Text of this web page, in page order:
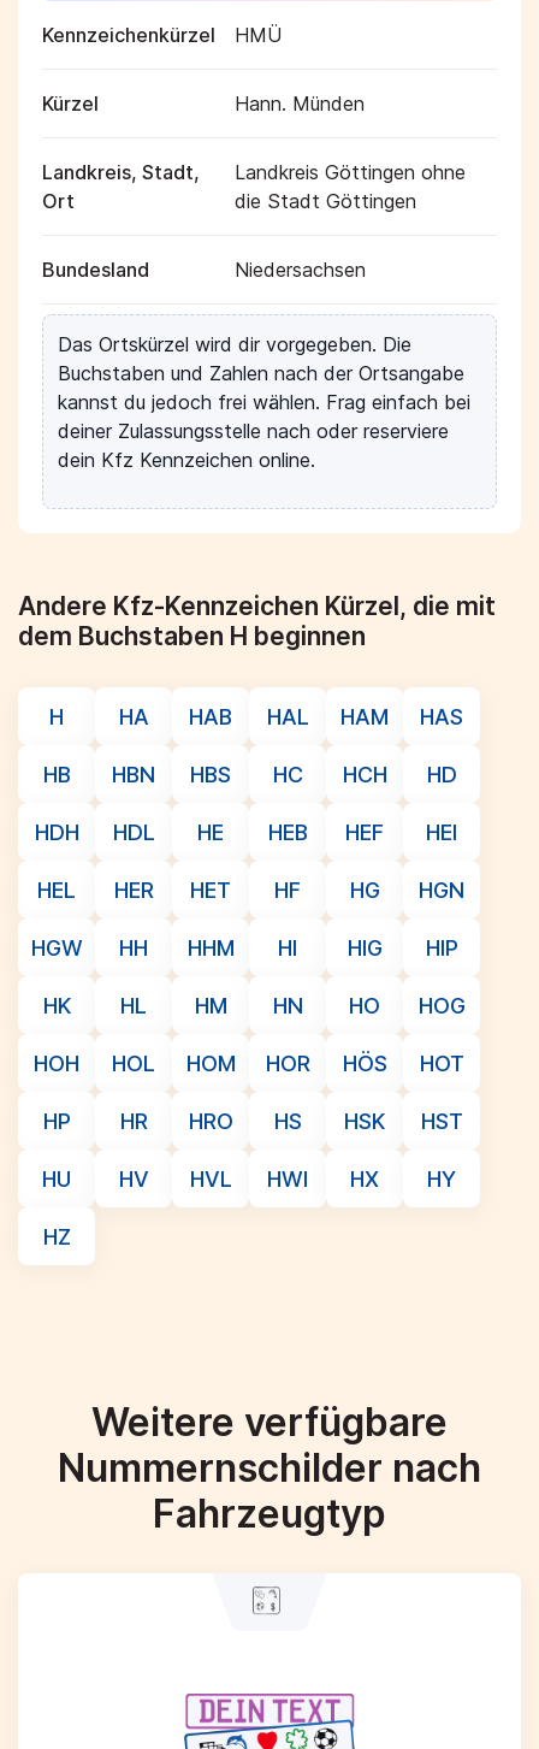
Kennzeichenkürzel HMÜ
Kürzel Hann. Münden
Landkreis, Stadt,
Ort
Landkreis Göttingen ohne
die Stadt Göttingen
Bundesland Niedersachsen
Das Ortskürzel wird dir vorgegeben. Die
Buchstaben und Zahlen nach der Ortsangabe
kannst du jedoch frei wählen. Frag einfach bei
deiner Zulassungsstelle nach oder reserviere
dein Kfz Kennzeichen online.
Andere Kfz-Kennzeichen Kürzel, die mit
dem Buchstaben H beginnen
H HA HAB HAL HAM HAS
HB HBN HBS HC HCH HD
HDH HDL HE HEB HEF HEI
HEL HER HET HF HG HGN
HGW HH HHM HI HIG HIP
HK HL HM HN HO HOG
HOH HOL HOM HOR HÖS HOT
HP HR HRO HS HSK HST
HU HV HVL HWI HX HY
HZ
Weitere verfügbare
Nummernschilder nach
Fahrzeugtyp